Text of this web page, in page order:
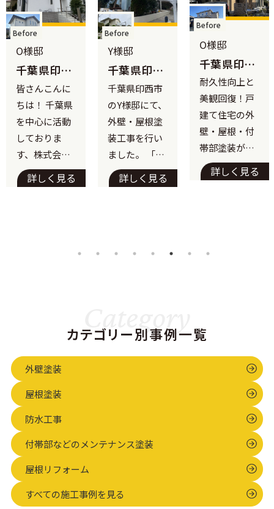
Before
O様邸
千葉県印西
市 O様邸｜
最高峰のフ
ッ素塗料で
美観と遮熱
を両立！白
い外壁でも
汚れ知らず
の住まいへ
皆さんこんに
ちは！ 千葉県
を中心に活動
しておりま
す、株式会社
K.S美装です。
今回は、千葉
詳しく見る
Before
Y様邸
千葉県印西
市 Y様邸｜
超耐候性フ
ッ素塗料と
遮熱屋根塗
装で、長期に
わたる美観
と快適性を
実現
千葉県印西市
のY様邸にて、
外壁・屋根塗
装工事を行い
ました。 「で
きるだけ長持
ちさせたい」
要望にお応え
地処理を組み
詳しく見る
Before
O様邸
千葉県印西
市 O様
邸 外壁・
屋根塗装工
事 耐久性
向上と美観
回復！
耐久性向上と
美観回復！戸
建て住宅の外
壁・屋根・付
帯部塗装が完
了しました こ
の度、印西市
既存の意匠を
詳しく見る
カテゴリー別事例一覧
外壁塗装
屋根塗装
防水工事
付帯部などのメンテナンス塗装
屋根リフォーム
すべての施工事例を見る